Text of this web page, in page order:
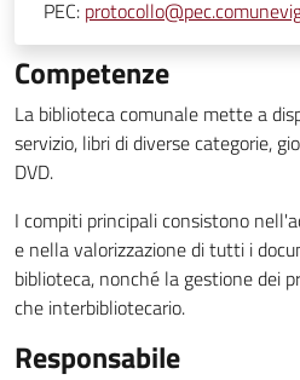
PEC:
Competenze
La biblioteca comunale mette a
servizio, libri di diverse categorie,
DVD.
I compiti principali consistono
e nella valorizzazione di tutti i
biblioteca, nonché la gestione dei
che interbibliotecario.
Responsabile